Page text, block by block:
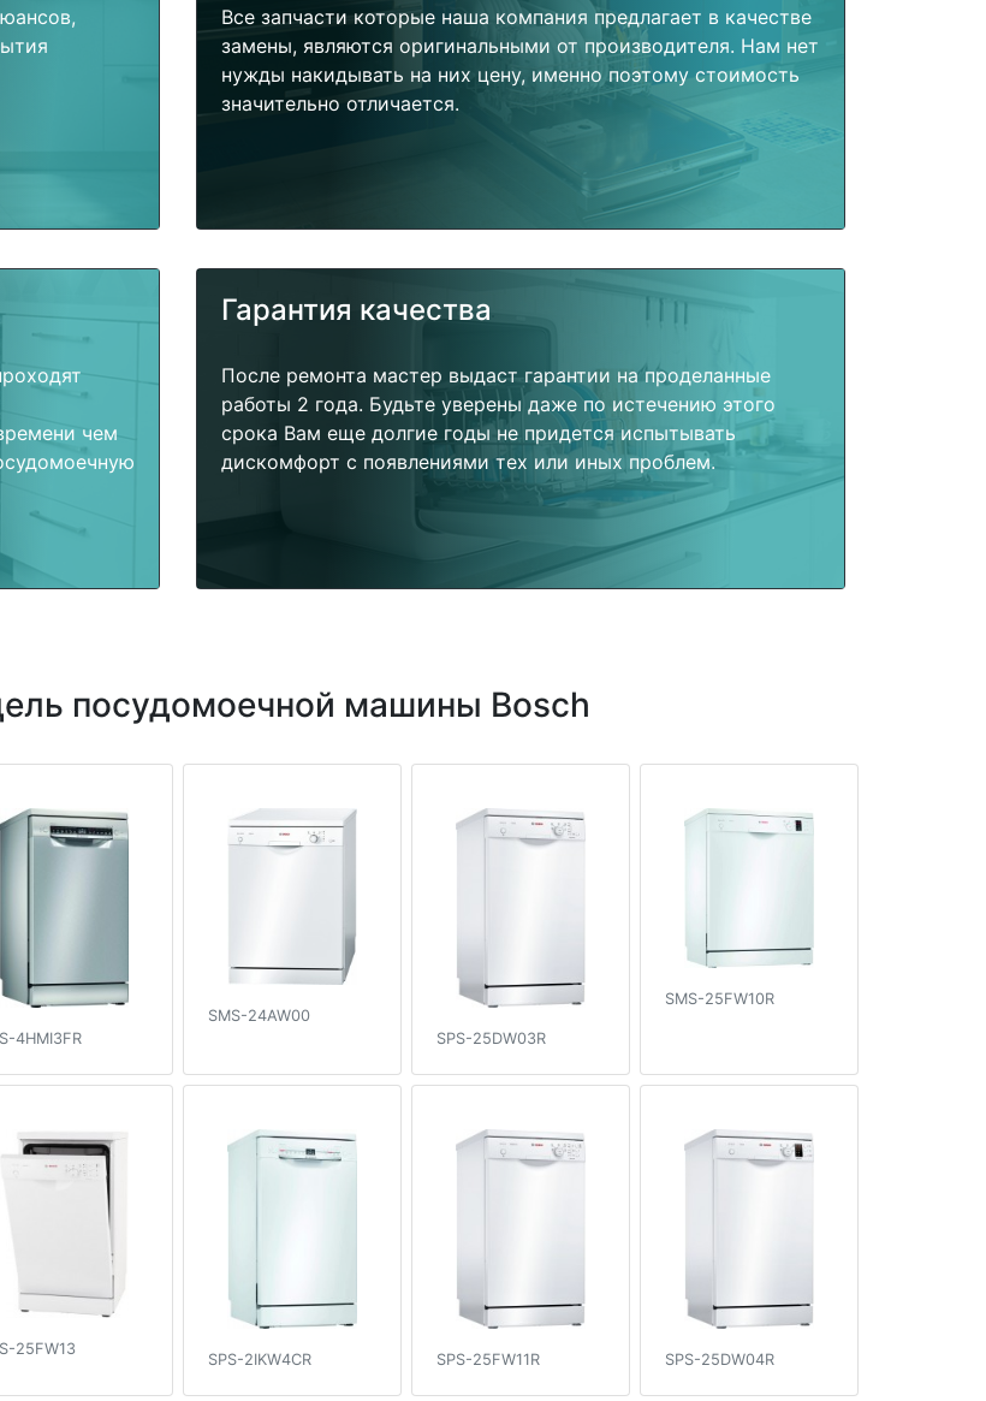
Все запчасти которые наша компания предлагает в качестве
замены, являются оригинальными от производителя. Нам нет
нужды накидывать на них цену, именно поэтому стоимость
значительно отличается.
чем
Гарантия качества
После ремонта мастер выдаст гарантии на проделанные
работы 2 года. Будьте уверены даже по истечению этого
срока Вам еще долгие годы не придется испытывать
дискомфорт с появлениями тех или иных проблем.
посудомоечной машины Bosch
4HMI3FR
SMS-24AW00
SPS-25DW03R
SMS-25FW10R
25FW13
SPS-2IKW4CR SPS-25FW11R SPS-25DW04R